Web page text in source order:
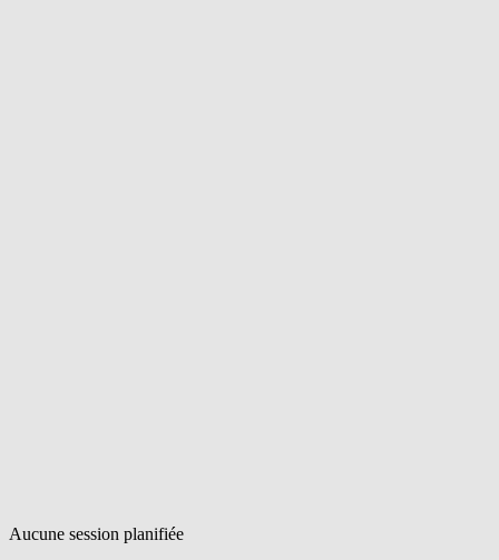
Aucune session planifiée